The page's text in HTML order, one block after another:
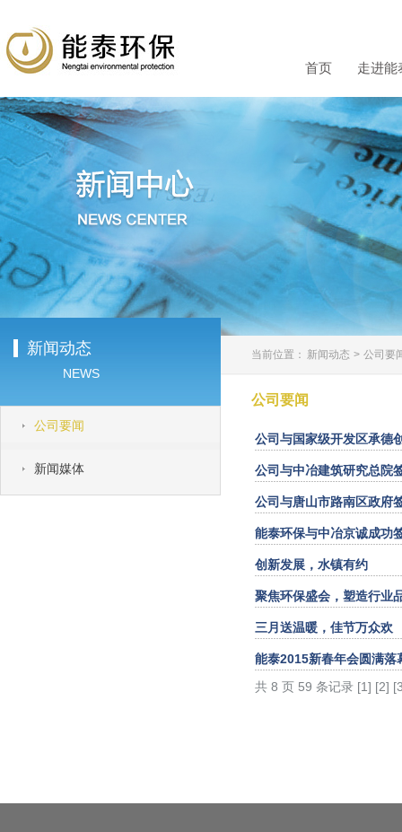
首页 走进能
新闻动态
NEWS
公司要闻
新闻媒体
当前位置： 新闻动态 > 公司要
公司要闻
公司与国家级开发区承德
公司与中冶建筑研究总院
公司与唐山市路南区政府
能泰环保与中冶京诚成功
创新发展，水镇有约
聚焦环保盛会，塑造行业
三月送温暖，佳节万众欢
能泰2015新春年会圆满落
共 8 页 59 条记录 [1] [2]